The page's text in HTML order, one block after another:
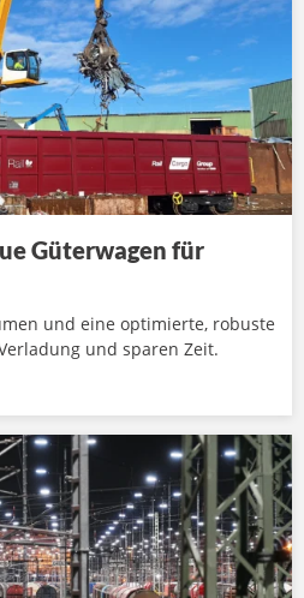
Güterwagen für
und eine optimierte, robuste
und sparen Zeit.